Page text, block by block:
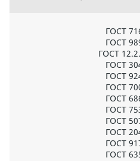
ГОСТ
ГОСТ
ГОСТ
ГОСТ
ГОСТ
ГОСТ
ГОСТ
ГОСТ
ГОСТ
ГОСТ
ГОСТ
ГОСТ